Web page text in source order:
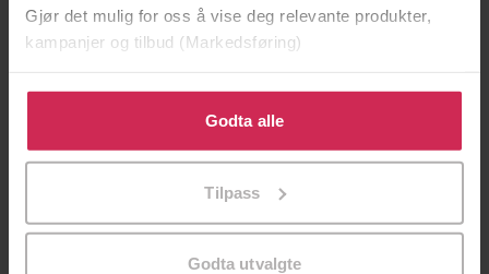
Gjør det mulig for oss å vise deg relevante produkter,
kampanjer og tilbud (Markedsføring)
Klikk på «Godta alle» for å gi oss ditt samtykke til å
bruke cookies for alle disse formålene. Du kan også
tilpasse ditt samtykke til spesifikke formål ved å klikke
Godta alle
Tilpass
Godta utvalgte
199,-
Minnesota
EBOK
349,-
EBOK
Army